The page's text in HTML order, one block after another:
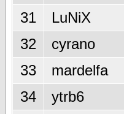
31
LuNiX
32
cyrano
33
mardelfa
34
ytrb6